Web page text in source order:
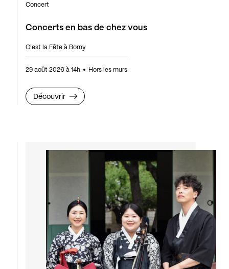
Concerts en bas de chez vous
Concert
C'est la Fête à Borny
29 août 2026 à 14h Hors les murs
Découvrir